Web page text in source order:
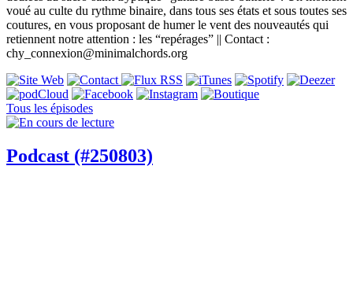
voué au culte du rythme binaire, dans tous ses états et sous toutes ses
coutures, en vous proposant de humer le vent des nouveautés qui
retiennent notre attention : les “repérages” || Contact :
chy_connexion@minimalchords.org
Tous les épisodes
Podcast (#250803)